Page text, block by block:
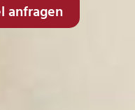
anfragen